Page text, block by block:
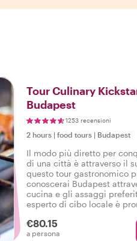
Tour Culinary
Budapest
1253 recensioni
2 hours | food tours | Budapest
Il modo più diretto per
di una città è attraverso il
questo tour gastronomico
conoscerai Budapest
cucina e gli assaggi
esperto di cibo locale è
soddisfacendo le tue voglie
e di attrazioni della città.
€80.15
a persona